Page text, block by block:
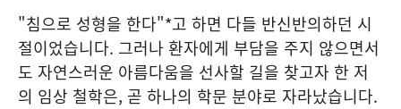
"침으로 성형을 한다"*고 하면 다들 반신반의하던 시
절이었습니다. 그러나 환자에게 부담을 주지 않으면서
도 자연스러운 아름다움을 선사할 길을 찾고자 한 저
의 임상 철학은, 곧 하나의 학문 분야로 자라났습니다.